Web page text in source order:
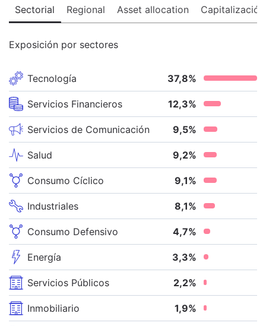
Sectorial Regional Asset allocation Capitalización
Exposición por sectores
Tecnología 37,8%
Servicios Financieros 12,3%
Servicios de Comunicación 9,5%
Salud 9,2%
Consumo Cíclico 9,1%
Industriales 8,1%
Consumo Defensivo 4,7%
Energía 3,3%
Servicios Públicos 2,2%
Inmobiliario 1,9%